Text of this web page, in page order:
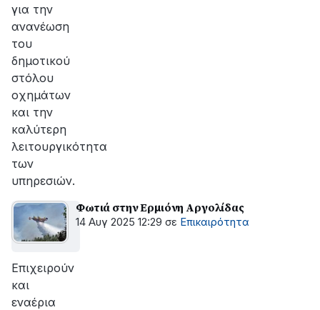
για την
ανανέωση
του
δημοτικού
στόλου
οχημάτων
και την
καλύτερη
λειτουργικότητα
των
υπηρεσιών.
Φωτιά στην Ερμιόνη Αργολίδας
14 Αυγ 2025 12:29 σε Επικαιρότητα
Επιχειρούν
και
εναέρια